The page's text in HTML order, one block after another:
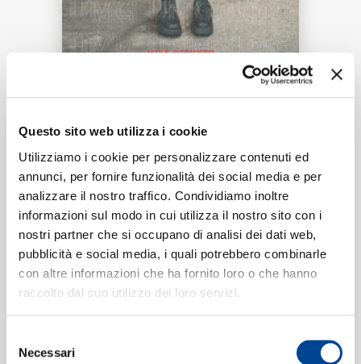
Questo sito web utilizza i cookie
Utilizziamo i cookie per personalizzare contenuti ed
annunci, per fornire funzionalità dei social media e per
analizzare il nostro traffico. Condividiamo inoltre
informazioni sul modo in cui utilizza il nostro sito con i
nostri partner che si occupano di analisi dei dati web,
pubblicità e social media, i quali potrebbero combinarle
con altre informazioni che ha fornito loro o che hanno
raccolto dal suo utilizzo dei loro servizi.
delNecessari
Tracklist:
1 PERCHÉ NON TI CAPIVO
02:22
Mike Defunto, Sally Cruz, Frada
Formati disponibili:
Data di pubblicazione:
RICERCA
CHI SIAMO
CONTATTI
NEWSLETTER